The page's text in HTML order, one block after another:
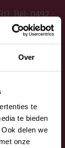
Over
te
te bieden
delen we
onze
Bel:0492 -
We